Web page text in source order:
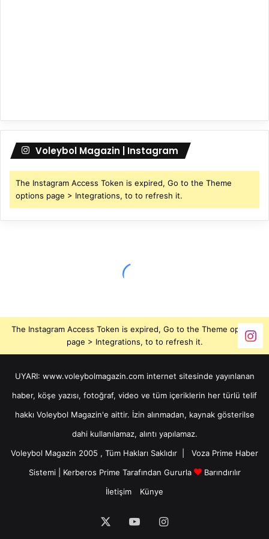
Voleybol Magazin | Instagram
The Instagram Access Token is expired, Go to the Theme
options page > Integrations, to to refresh it.
The Instagram Access Token is expired, Go to the Theme options
page > Integrations, to to refresh it.
UYARI: www.voleybolmagazin.com internet sitesinde yayınlanan
haber, köşe yazısı, fotoğraf, video ve tüm içeriklerin her türlü telif
hakkı Voleybol Magazin'e aittir. İzin alınmadan, kaynak gösterilse
dahi kullanılamaz, alıntı yapılamaz.
Voleybol Magazin 2005 , Tüm Hakları Saklıdır | Voza Prime Haber
Sistemi| Kerberos Prime Tarafından Gururla
Barındırılır
İletişim
Künye
YouTubeInstagram